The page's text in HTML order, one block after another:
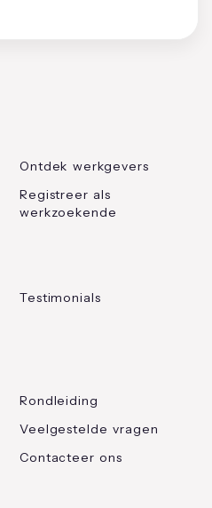
Ontdek werkgevers
Registreer als
werkzoekende
Testimonials
Rondleiding
Veelgestelde vragen
Contacteer ons